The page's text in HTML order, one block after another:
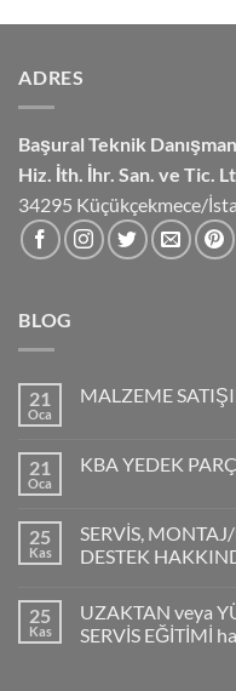
ADRES
Başural Teknik
Hiz. İth. İhr. San. ve Tic.
34295 Küçükçekmece/
BLOG
21
Oca
MALZEME
21
Oca
KBA YEDEK
25
Kas
SERVİS,
DESTEK
25
Kas
UZAKTAN veya
SERVİS EĞİTİMİ